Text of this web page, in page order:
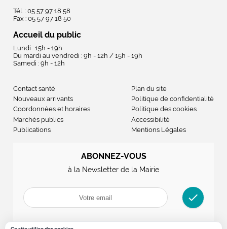
Tél. : 05 57 97 18 58
Fax : 05 57 97 18 50
Accueil du public
Lundi : 15h - 19h
Du mardi au vendredi : 9h - 12h / 15h - 19h
Samedi : 9h - 12h
Contact santé
Nouveaux arrivants
Coordonnées et horaires
Marchés publics
Publications
Plan du site
Politique de confidentialité
Politique des cookies
Accessibilité
Mentions Légales
ABONNEZ-VOUS
à la Newsletter de la Mairie
check